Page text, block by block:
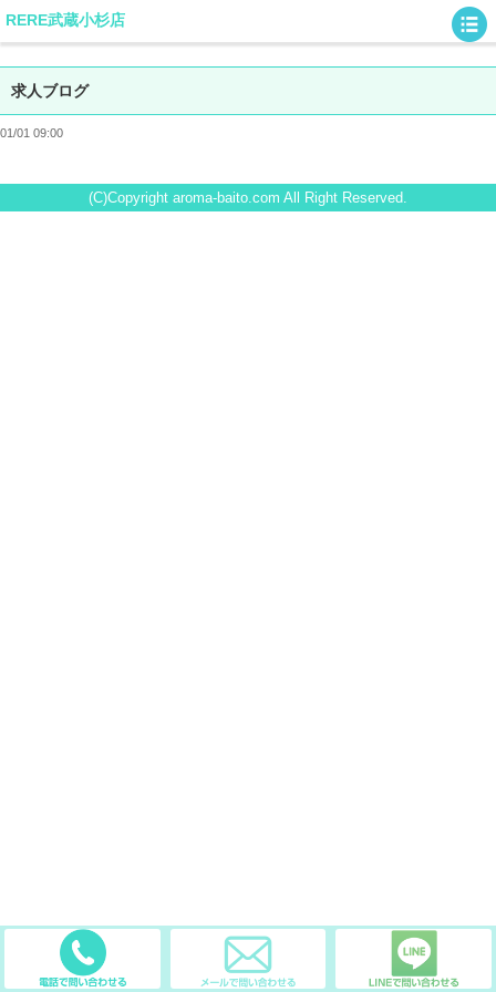
RERE武蔵小杉店
求人ブログ
01/01 09:00
(C)Copyright aroma-baito.com All Right Reserved.